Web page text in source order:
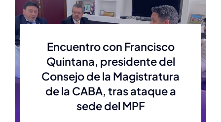
Estatuto
Autoridades anteriores
Encuentro con Francisco
Quintana, presidente del
Consejo de la Magistratura
de la CABA, tras ataque a
sede del MPF